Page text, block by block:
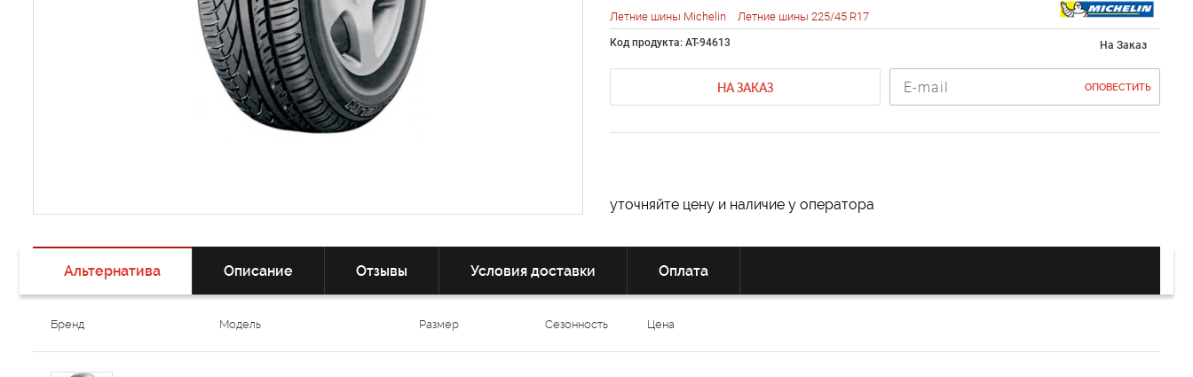
Летние шины Michelin Летние шины 225/45 R17
Код продукта: AT-94613 На Заказ
НА ЗАКАЗ ОПОВЕСТИТЬ
уточняйте цену и наличие у оператора
Альтернатива Описание Отзывы Условия доставки Оплата
Бренд Модель Размер Сезонность Цена